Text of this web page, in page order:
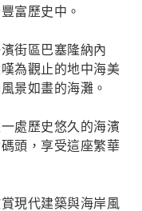
富歷史中。
街區巴塞隆納內
為觀止的地中海美
景如畫的海灘。
處歷史悠久的海濱
頭，享受這座繁華
現代建築與海岸風